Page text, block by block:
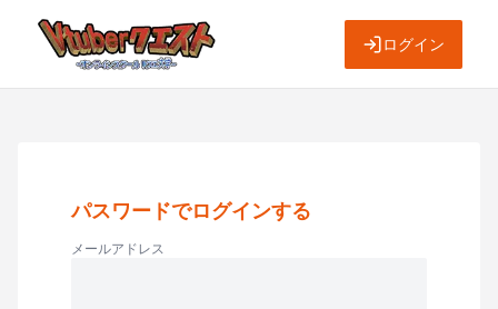
ログイン
パスワードでログインする
メールアドレス